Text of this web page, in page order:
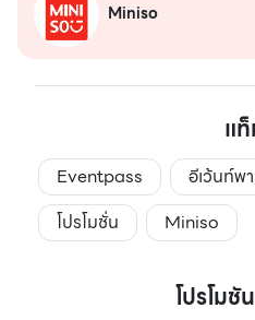
Miniso
แ
Eventpass อีเว้นท์พ
โปรโมชั่น
Miniso
โปรโมชั